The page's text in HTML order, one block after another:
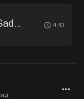
Gregorian — So Sad (Extended Sacrifice) 4:43